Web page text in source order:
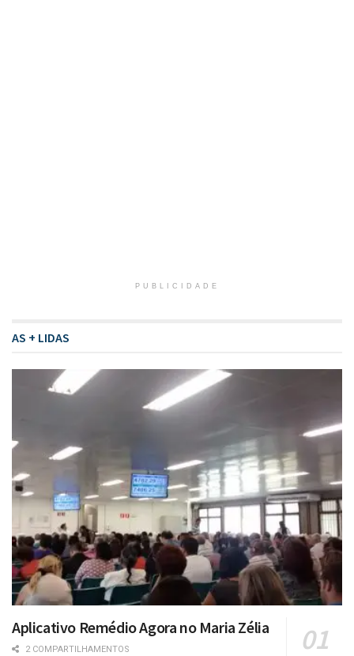
PUBLICIDADE
AS + LIDAS
Aplicativo Remédio Agora no Maria Zélia
2 COMPARTILHAMENTOS